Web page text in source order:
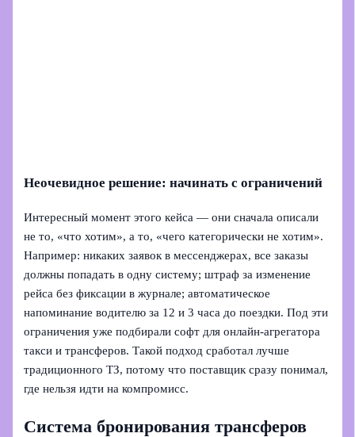
Неочевидное решение: начинать с ограничений
Интересный момент этого кейса — они сначала описали
не то, «что хотим», а то, «чего категорически не хотим».
Например: никаких заявок в мессенджерах, все заказы
должны попадать в одну систему; штраф за изменение
рейса без фиксации в журнале; автоматическое
напоминание водителю за 12 и 3 часа до поездки. Под эти
ограничения уже подбирали софт для онлайн-агрегатора
такси и трансферов. Такой подход сработал лучше
традиционного ТЗ, потому что поставщик сразу понимал,
где нельзя идти на компромисс.
Система бронирования трансферов